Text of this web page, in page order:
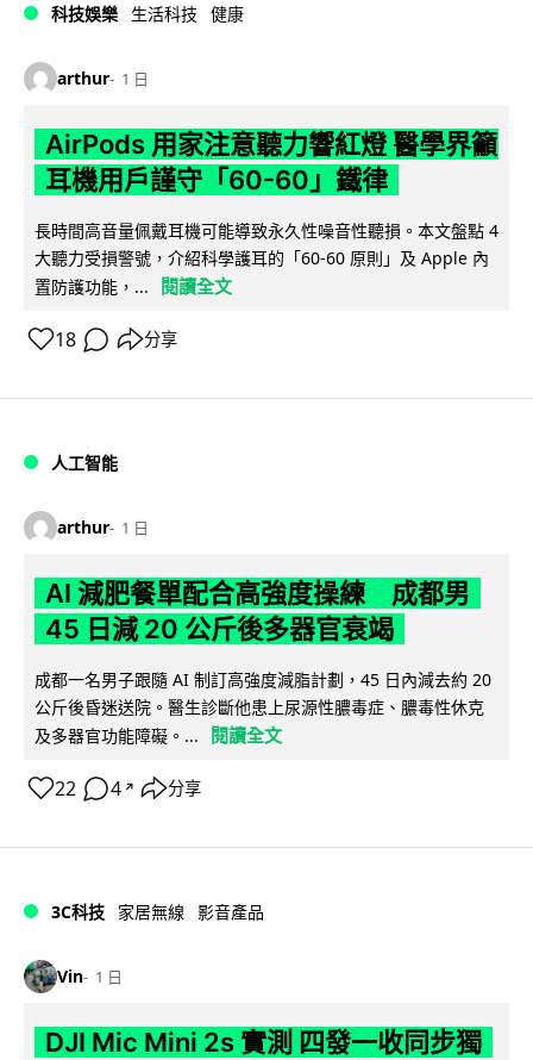
科技娛樂 生活科技 健康
arthur 1 日
AirPods 用家注意聽力響紅燈 醫學界籲
耳機用戶謹守「60-60」鐵律
長時間高音量佩戴耳機可能導致永久性噪音性聽損。本文盤點 4
大聽力受損警號，介紹科學護耳的「60-60 原則」及 Apple 內
置防護功能，...
閱讀全文
18 分享
人工智能
arthur 1 日
AI 減肥餐單配合高強度操練 成都男
45 日減 20 公斤後多器官衰竭
成都一名男子跟隨 AI 制訂高強度減脂計劃，45 日內減去約 20
公斤後昏迷送院。醫生診斷他患上尿源性膿毒症、膿毒性休克
及多器官功能障礙。...
閱讀全文
22 4 ↗ 分享
3C科技 家居無線 影音產品
Vin 1 日
DJI Mic Mini 2s 實測 四發一收同步獨